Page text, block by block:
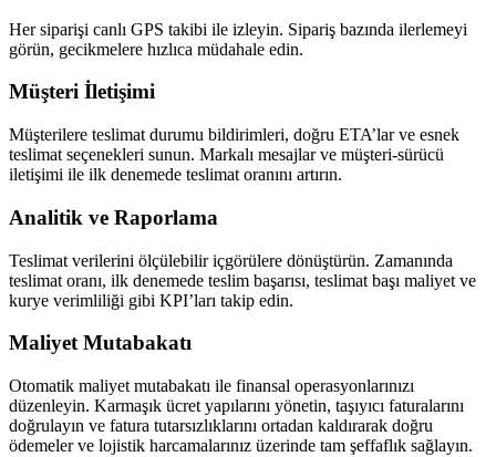
Her siparişi canlı GPS takibi ile izleyin. Sipariş bazında ilerlemeyi
görün, gecikmelere hızlıca müdahale edin.
Müşteri İletişimi
Müşterilere teslimat durumu bildirimleri, doğru ETA’lar ve esnek
teslimat seçenekleri sunun. Markalı mesajlar ve müşteri-sürücü
iletişimi ile ilk denemede teslimat oranını artırın.
Analitik ve Raporlama
Teslimat verilerini ölçülebilir içgörülere dönüştürün. Zamanında
teslimat oranı, ilk denemede teslim başarısı, teslimat başı maliyet ve
kurye verimliliği gibi KPI’ları takip edin.
Maliyet Mutabakatı
Otomatik maliyet mutabakatı ile finansal operasyonlarınızı
düzenleyin. Karmaşık ücret yapılarını yönetin, taşıyıcı faturalarını
doğrulayın ve fatura tutarsızlıklarını ortadan kaldırarak doğru
ödemeler ve lojistik harcamalarınız üzerinde tam şeffaflık sağlayın.